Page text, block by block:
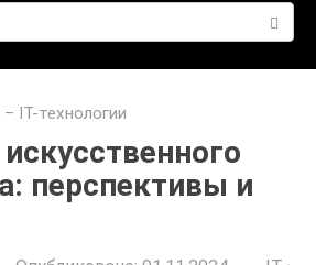
– IT-технологии
перспективы и